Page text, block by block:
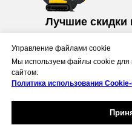
Лучшие
Скидка 10% на
*Акция действует
При заказе насайте
Управление файлами cookie
Мы используем файлы cookie для
сайтом.
Политика использования